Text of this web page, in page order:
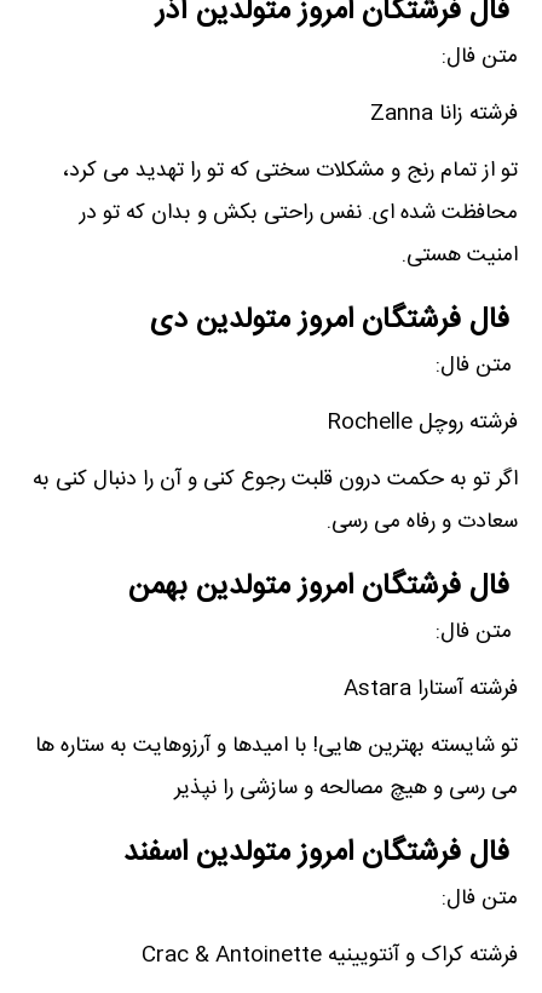
فال فرشتگان امروز متولدین آذر
متن فال:
فرشته زانا Zanna
تو از تمام رنج و مشکلات سختی که تو را تهدید می کرد،
محافظت شده ای. نفس راحتی بکش و بدان که تو در
امنیت هستی.
فال فرشتگان امروز متولدین دی
متن فال:
فرشته روچل Rochelle
اگر تو به حکمت درون قلبت رجوع کنی و آن را دنبال کنی به
سعادت و رفاه می رسی.
فال فرشتگان امروز متولدین بهمن
متن فال:
فرشته آستارا Astara
تو شایسته بهترین هایی! با امیدها و آرزوهایت به ستاره ها
می رسی و هیچ مصالحه و سازشی را نپذیر
فال فرشتگان امروز متولدین اسفند
متن فال:
فرشته کراک و آنتویینیه Crac & Antoinette